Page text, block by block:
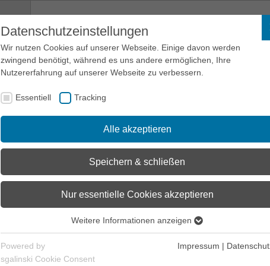
Lehrmaterialien
B
D
E
Datenschutzeinstellungen
Wir nutzen Cookies auf unserer Webseite. Einige davon werden
zwingend benötigt, während es uns andere ermöglichen, Ihre
Nutzererfahrung auf unserer Webseite zu verbessern.
Essentiell Tracking
Alle akzeptieren
Speichern & schließen
Nur essentielle Cookies akzeptieren
Essentielle Cookies werden für grundlegende Funktionen der
Webseite benötigt. Dadurch ist gewährleistet, dass die Webseite
Weitere Informationen anzeigen
Powered by
sgalinski Cookie Consent
Impressum |